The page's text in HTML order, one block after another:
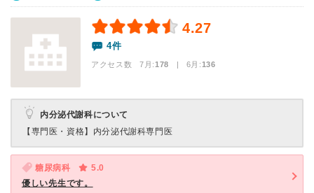
4.27
4件
アクセス数 7月:178 | 6月:136
内分泌代謝科について
【専門医・資格】 内分泌代謝科専門医
糖尿病科
5.0
優しい先生です。